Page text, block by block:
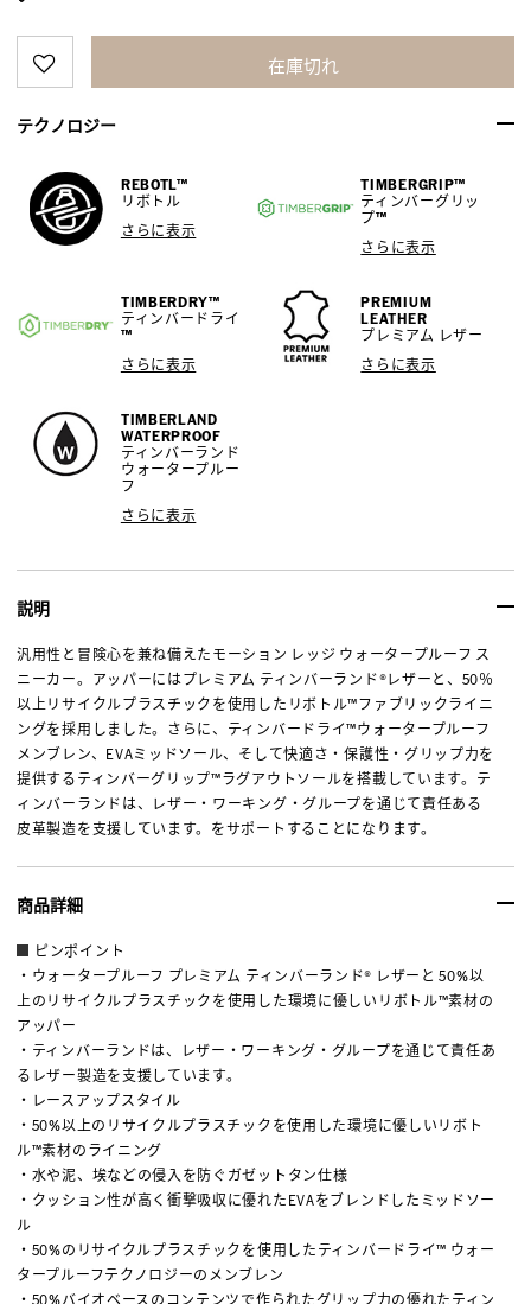
在庫切れ
テクノロジー
REBOTL™
リボトル
さらに表示
TIMBERGRIP™
ティンバーグリッ
プ™
さらに表示
TIMBERDRY™
ティンバードライ
™
さらに表示
PREMIUM
LEATHER
プレミアム レザー
さらに表示
TIMBERLAND
WATERPROOF
ティンバーランド
ウォータープルー
フ
さらに表示
説明
汎用性と冒険心を兼ね備えたモーション レッジ ウォータープルーフ ス
ニーカー。アッパーにはプレミアム ティンバーランド®レザーと、50％
以上リサイクルプラスチックを使用したリボトル™ファブリックライニ
ングを採用しました。さらに、ティンバードライ™ウォータープルーフ
メンブレン、EVAミッドソール、そして快適さ・保護性・グリップ力を
提供するティンバーグリップ™ラグアウトソールを搭載しています。テ
ィンバーランドは、レザー・ワーキング・グループを通じて責任ある
皮革製造を支援しています。をサポートすることになります。
商品詳細
ピンポイント
・ウォータープルーフ プレミアム ティンバーランド® レザーと 50%以
上のリサイクルプラスチックを使用した環境に優しいリボトル™素材の
アッパー
・ティンバーランドは、レザー・ワーキング・グループを通じて責任あ
るレザー製造を支援しています。
・レースアップスタイル
・50%以上のリサイクルプラスチックを使用した環境に優しいリボト
ル™素材のライニング
・水や泥、埃などの侵入を防ぐガゼットタン仕様
・クッション性が高く衝撃吸収に優れたEVAをブレンドしたミッドソー
ル
・50%のリサイクルプラスチックを使用したティンバードライ™ ウォー
タープルーフテクノロジーのメンブレン
・50%バイオベースのコンテンツで作られたグリップ力の優れたティン